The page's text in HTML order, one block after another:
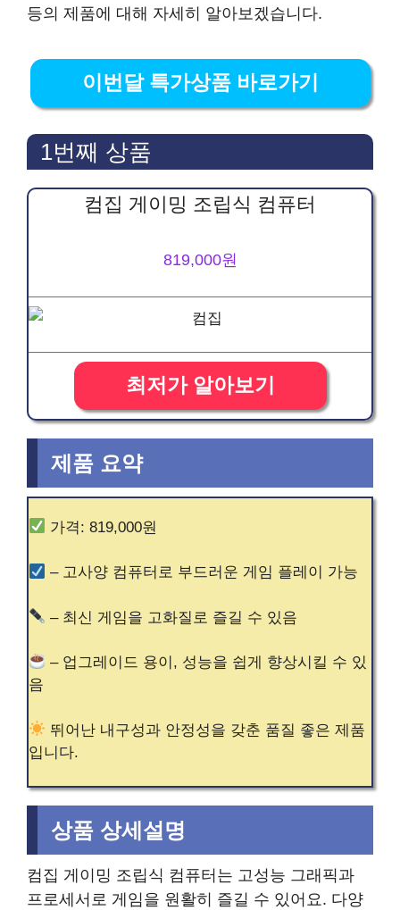
등의 제품에 대해 자세히 알아보겠습니다.
이번달 특가상품 바로가기
1번째 상품
컴집 게이밍 조립식 컴퓨터
819,000원
최저가 알아보기
제품 요약
가격: 819,000원
– 고사양 컴퓨터로 부드러운 게임 플레이 가능
– 최신 게임을 고화질로 즐길 수 있음
– 업그레이드 용이, 성능을 쉽게 향상시킬 수 있
음
뛰어난 내구성과 안정성을 갖춘 품질 좋은 제품
입니다.
상품 상세설명
컴집 게이밍 조립식 컴퓨터는 고성능 그래픽과
프로세서로 게임을 원활히 즐길 수 있어요. 다양